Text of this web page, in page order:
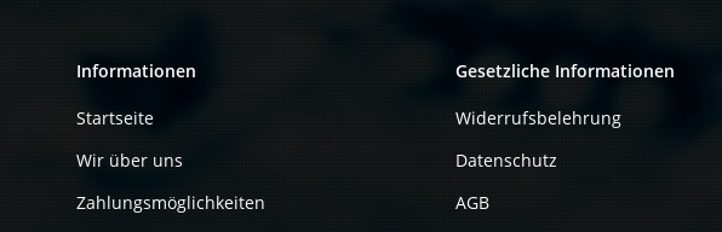
Informationen
Startseite
Wir über uns
Zahlungsmöglichkeiten
Gesetzliche Informationen
Widerrufsbelehrung
Datenschutz
AGB